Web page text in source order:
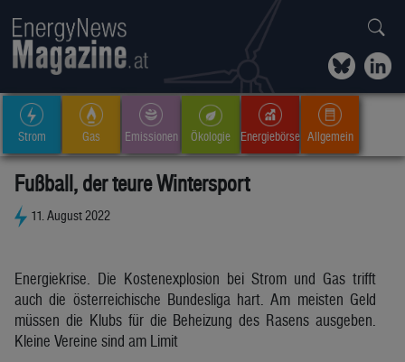
Strom Gas Emissionen Ökologie Energiebörse Allgemein
Fußball, der teure Wintersport
11. August 2022
Energiekrise. Die Kostenexplosion bei Strom und Gas trifft
auch die österreichische Bundesliga hart. Am meisten Geld
müssen die Klubs für die Beheizung des Rasens ausgeben.
Kleine Vereine sind am Limit